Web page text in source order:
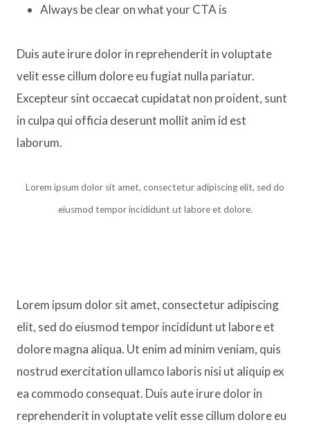
Always be clear on what your CTA is
Duis aute irure dolor in reprehenderit in voluptate
velit esse cillum dolore eu fugiat nulla pariatur.
Excepteur sint occaecat cupidatat non proident, sunt
in culpa qui officia deserunt mollit anim id est
laborum.
Lorem ipsum dolor sit amet, consectetur adipiscing elit, sed do
eiusmod tempor incididunt ut labore et dolore.
Lorem ipsum dolor sit amet, consectetur adipiscing
elit, sed do eiusmod tempor incididunt ut labore et
dolore magna aliqua. Ut enim ad minim veniam, quis
nostrud exercitation ullamco laboris nisi ut aliquip ex
ea commodo consequat. Duis aute irure dolor in
reprehenderit in voluptate velit esse cillum dolore eu